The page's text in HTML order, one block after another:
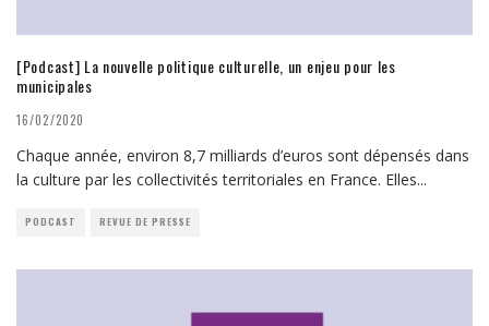
[Podcast] La nouvelle politique culturelle, un enjeu pour les
municipales
16/02/2020
Chaque année, environ 8,7 milliards d’euros sont dépensés dans
la culture par les collectivités territoriales en France. Elles...
PODCAST REVUE DE PRESSE